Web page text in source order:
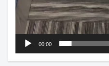
00:00